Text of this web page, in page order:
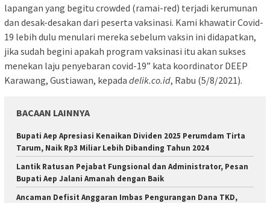
lapangan yang begitu crowded (ramai-red) terjadi kerumunan
dan desak-desakan dari peserta vaksinasi. Kami khawatir Covid-
19 lebih dulu menulari mereka sebelum vaksin ini didapatkan,
jika sudah begini apakah program vaksinasi itu akan sukses
menekan laju penyebaran covid-19” kata koordinator DEEP
Karawang, Gustiawan, kepada delik.co.id, Rabu (5/8/2021).
BACAAN LAINNYA
Bupati Aep Apresiasi Kenaikan Dividen 2025 Perumdam Tirta
Tarum, Naik Rp3 Miliar Lebih Dibanding Tahun 2024
Lantik Ratusan Pejabat Fungsional dan Administrator, Pesan
Bupati Aep Jalani Amanah dengan Baik
Ancaman Defisit Anggaran Imbas Pengurangan Dana TKD,